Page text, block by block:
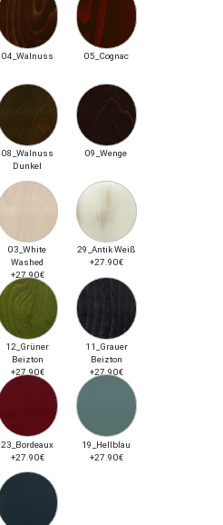
04_Walnuss 05_Cognac
08_Walnuss
Dunkel
09_Wenge
03_White
Washed
+27.90€
29_Antik Weiß
+27.90€
12_Grüner
Beizton
+27.90€
11_Grauer
Beizton
+27.90€
23_Bordeaux
+27.90€
19_Hellblau
+27.90€